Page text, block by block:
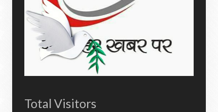
Total Visitors